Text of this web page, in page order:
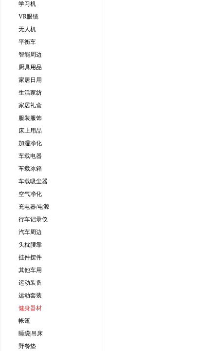
学习机
VR眼镜
无人机
平衡车
智能周边
厨具用品
家居日用
生活家纺
家居礼盒
服装服饰
床上用品
加湿净化
车载电器
车载冰箱
车载吸尘器
空气净化
充电器/电源
行车记录仪
汽车周边
头枕腰靠
挂件摆件
其他车用
运动装备
运动套装
健身器材
帐篷
睡袋|吊床
野餐垫